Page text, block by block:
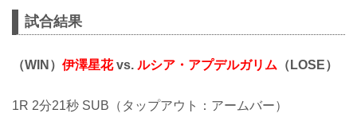
試合結果
（WIN） 伊澤星花vs. ルシア・アプデルガリム （LOSE）
1R 2分21秒 SUB（タップアウト：アームバー）